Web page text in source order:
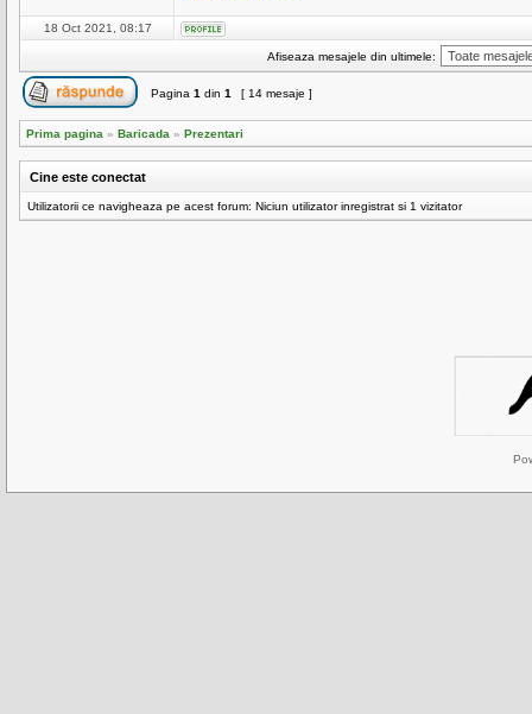
18 Oct 2021, 08:17
Afiseaza mesajele din ultimele:
Pagina 1 din 1 [ 14 mesaje ]
Prima pagina » Baricada » Prezentari
Cine este conectat
Utilizatorii ce navigheaza pe acest forum: Niciun utilizator inregistrat si 1 vizitator